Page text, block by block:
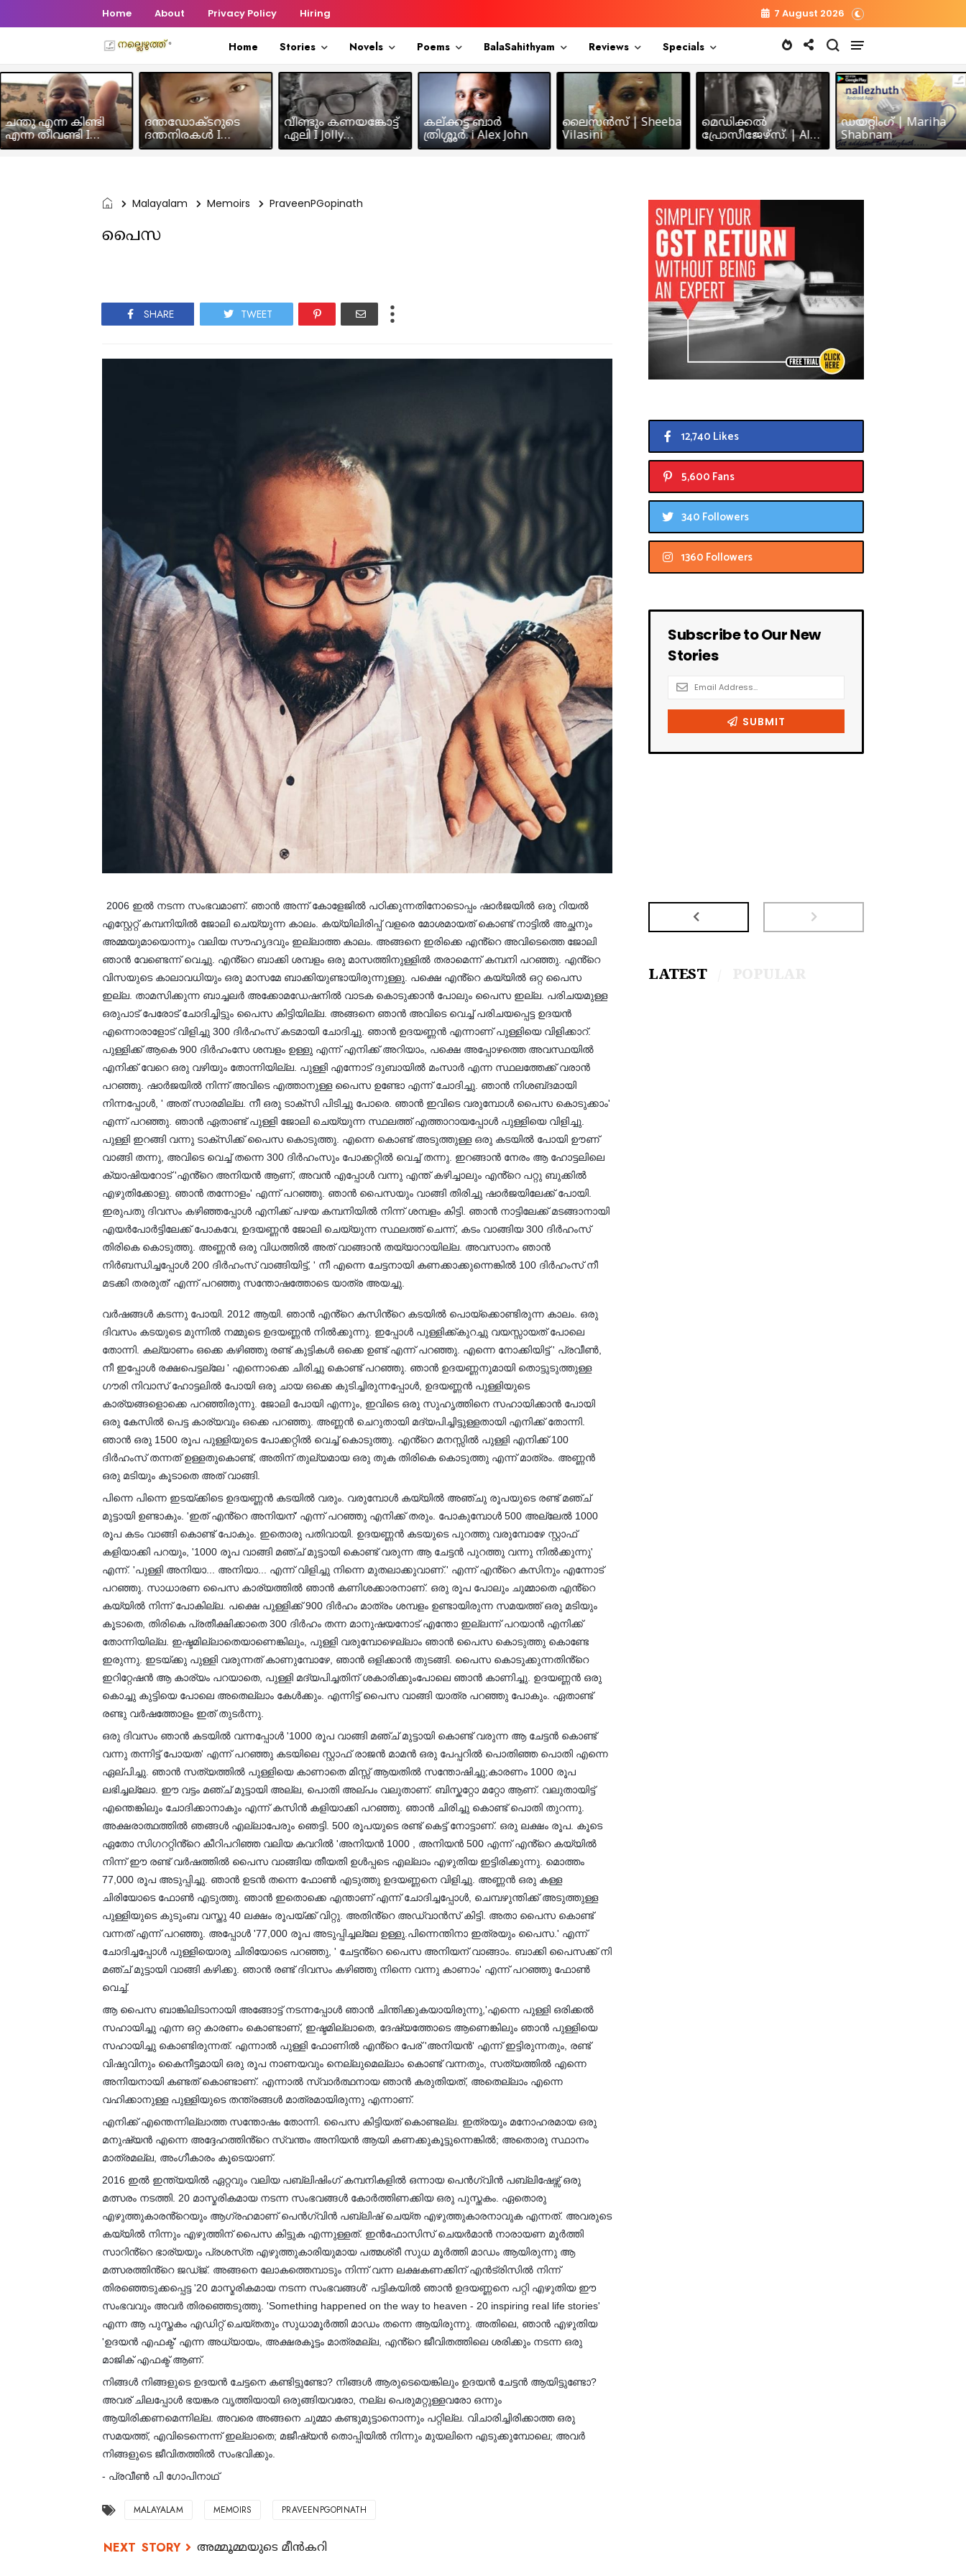
Home About Privacy Policy Hiring 7 August 2026
Home Stories Novels Poems BalaSahithyam Reviews Specials
ചന്തു എന്ന കിണ്ടി
എന്ന തീവണ്ടി I
Humour Story I Rajeev
ദന്തഡോക്ടറുടെ
ദന്തനിരകൾ I
Humour I Hussain MK
വീണ്ടും കണയങ്കോട്ട്
ഏലി I Jolly
Chakramakkil
കല്ക്കട്ട ബാർ
ത്രിശ്ശൂർ. i Alex John
ലൈസൻസ് | Sheeba
Vilasini
മെഡിക്കൽ
പ്രോസീജേഴ്സ്‌. | Alex
John
ഡയറ്റിംഗ് | Mariha
Shabnam
Malayalam Memoirs PraveenPGopinath
പൈസ
SHARE TWEET
2006 ഇൽ നടന്ന സംഭവമാണ്. ഞാൻ അന്ന് കോളേജിൽ പഠിക്കുന്നതിനോടൊപ്പം ഷാർജയിൽ ഒരു റിയൽ
എസ്റ്റേറ്റ് കമ്പനിയിൽ ജോലി ചെയ്യുന്ന കാലം. കയ്യിലിരിപ്പ് വളരെ മോശമായത് കൊണ്ട് നാട്ടിൽ അച്ഛനും
അമ്മയുമായൊന്നും വലിയ സൗഹൃദവും ഇല്ലാത്ത കാലം. അങ്ങനെ ഇരിക്കെ എൻ്റെ അവിടെത്തെ ജോലി
ഞാൻ വേണ്ടെന്ന് വെച്ചു. എൻ്റെ ബാക്കി ശമ്പളം ഒരു മാസത്തിനുള്ളിൽ തരാമെന്ന് കമ്പനി പറഞ്ഞു. എൻ്റെ
വിസയുടെ കാലാവധിയും ഒരു മാസമേ ബാക്കിയുണ്ടായിരുന്നുള്ളു. പക്ഷെ എൻ്റെ കയ്യിൽ ഒറ്റ പൈസ
ഇല്ല. താമസിക്കുന്ന ബാച്ചലർ അക്കോമഡേഷനിൽ വാടക കൊടുക്കാൻ പോലും പൈസ ഇല്ല. പരിചയമുള്ള
ഒരുപാട് പേരോട് ചോദിച്ചിട്ടും പൈസ കിട്ടിയില്ല. അങ്ങനെ ഞാൻ അവിടെ വെച്ച് പരിചയപ്പെട്ട ഉദയൻ
എന്നൊരാളോട് വിളിച്ചു 300 ദിർഹംസ് കടമായി ചോദിച്ചു. ഞാൻ ഉദയണ്ണൻ എന്നാണ് പുള്ളിയെ വിളിക്കാറ്.
പുള്ളിക്ക് ആകെ 900 ദിർഹംസേ ശമ്പളം ഉള്ളു എന്ന് എനിക്ക് അറിയാം, പക്ഷെ അപ്പോഴത്തെ അവസ്ഥയിൽ
എനിക്ക് വേറെ ഒരു വഴിയും തോന്നിയില്ല. പുള്ളി എന്നോട് ദുബായിൽ മംസാർ എന്ന സ്ഥലത്തേക്ക് വരാൻ
പറഞ്ഞു. ഷാർജയിൽ നിന്ന് അവിടെ എത്താനുള്ള പൈസ ഉണ്ടോ എന്ന് ചോദിച്ചു. ഞാൻ നിശബ്‌ദമായി
നിന്നപ്പോൾ, ' അത് സാരമില്ല. നീ ഒരു ടാക്സി പിടിച്ചു പോരെ. ഞാൻ ഇവിടെ വരുമ്പോൾ പൈസ കൊടുക്കാം'
എന്ന് പറഞ്ഞു. ഞാൻ ഏതാണ്ട് പുള്ളി ജോലി ചെയ്യുന്ന സ്ഥലത്ത് എത്താറായപ്പോൾ പുള്ളിയെ വിളിച്ചു.
പുള്ളി ഇറങ്ങി വന്നു ടാക്സിക്ക് പൈസ കൊടുത്തു. എന്നെ കൊണ്ട് അടുത്തുള്ള ഒരു കടയിൽ പോയി ഊണ്
വാങ്ങി തന്നു, അവിടെ വെച്ച് തന്നെ 300 ദിർഹംസും പോക്കറ്റിൽ വെച്ച് തന്നു. ഇറങ്ങാൻ നേരം ആ ഹോട്ടലിലെ
ക്യാഷിയറോട് 'എൻ്റെ അനിയൻ ആണ്, അവൻ എപ്പോൾ വന്നു എന്ത് കഴിച്ചാലും എൻ്റെ പറ്റു ബുക്കിൽ
എഴുതിക്കോളു. ഞാൻ തന്നോളം' എന്ന് പറഞ്ഞു. ഞാൻ പൈസയും വാങ്ങി തിരിച്ചു ഷാർജയിലേക്ക് പോയി.
ഇരുപതു ദിവസം കഴിഞ്ഞപ്പോൾ എനിക്ക് പഴയ കമ്പനിയിൽ നിന്ന് ശമ്പളം കിട്ടി. ഞാൻ നാട്ടിലേക്ക് മടങ്ങാനായി
എയർപോർട്ടിലേക്ക് പോകവേ, ഉദയണ്ണൻ ജോലി ചെയ്യുന്ന സ്ഥലത്ത് ചെന്ന്, കടം വാങ്ങിയ 300 ദിർഹംസ്
തിരികെ കൊടുത്തു. അണ്ണൻ ഒരു വിധത്തിൽ അത് വാങ്ങാൻ തയ്യാറായില്ല. അവസാനം ഞാൻ
നിർബന്ധിച്ചപ്പോൾ 200 ദിർഹംസ് വാങ്ങിയിട്ട്, ' നീ എന്നെ ചേട്ടനായി കണക്കാക്കുന്നെങ്കിൽ 100 ദിർഹംസ് നീ
മടക്കി തരരുത്' എന്ന് പറഞ്ഞു സന്തോഷത്തോടെ യാത്ര അയച്ചു.
വർഷങ്ങൾ കടന്നു പോയി. 2012 ആയി. ഞാൻ എൻ്റെ കസിൻ്റെ കടയിൽ പൊയ്‌ക്കൊണ്ടിരുന്ന കാലം. ഒരു
ദിവസം കടയുടെ മുന്നിൽ നമ്മുടെ ഉദയണ്ണൻ നിൽക്കുന്നു. ഇപ്പോൾ പുള്ളിക്ക്കുറച്ചു വയസ്സായത് പോലെ
തോന്നി. കല്യാണം ഒക്കെ കഴിഞ്ഞു രണ്ട് കുട്ടികൾ ഒക്കെ ഉണ്ട് എന്ന് പറഞ്ഞു. എന്നെ നോക്കിയിട്ട് ' പ്രവീൺ,
നീ ഇപ്പോൾ രക്ഷപെട്ടല്ലേ ' എന്നൊക്കെ ചിരിച്ചു കൊണ്ട് പറഞ്ഞു. ഞാൻ ഉദയണ്ണനുമായി തൊട്ടുടുത്തുള്ള
ഗൗരി നിവാസ് ഹോട്ടലിൽ പോയി ഒരു ചായ ഒക്കെ കുടിച്ചിരുന്നപ്പോൾ, ഉദയണ്ണൻ പുള്ളിയുടെ
കാര്യങ്ങളൊക്കെ പറഞ്ഞിരുന്നു. ജോലി പോയി എന്നും, ഇവിടെ ഒരു സുഹൃത്തിനെ സഹായിക്കാൻ പോയി
ഒരു കേസിൽ പെട്ട കാര്യവും ഒക്കെ പറഞ്ഞു. അണ്ണൻ ചെറുതായി മദ്യപിച്ചിട്ടുള്ളതായി എനിക്ക് തോന്നി.
ഞാൻ ഒരു 1500 രൂപ പുള്ളിയുടെ പോക്കറ്റിൽ വെച്ച് കൊടുത്തു. എൻ്റെ മനസ്സിൽ പുള്ളി എനിക്ക് 100
ദിർഹംസ് തന്നത് ഉള്ളതുകൊണ്ട്, അതിന് തുല്യമായ ഒരു തുക തിരികെ കൊടുത്തു എന്ന് മാത്രം. അണ്ണൻ
ഒരു മടിയും കൂടാതെ അത് വാങ്ങി.
പിന്നെ പിന്നെ ഇടയ്ക്കിടെ ഉദയണ്ണൻ കടയിൽ വരും. വരുമ്പോൾ കയ്യിൽ അഞ്ചു രൂപയുടെ രണ്ട് മഞ്ച്
മുട്ടായി ഉണ്ടാകും. 'ഇത് എൻ്റെ അനിയന്' എന്ന് പറഞ്ഞു എനിക്ക് തരും. പോകുമ്പോൾ 500 അല്ലേൽ 1000
രൂപ കടം വാങ്ങി കൊണ്ട് പോകും. ഇതൊരു പതിവായി. ഉദയണ്ണൻ കടയുടെ പുറത്തു വരുമ്പോഴേ സ്റ്റാഫ്
കളിയാക്കി പറയും, '1000 രൂപ വാങ്ങി മഞ്ച് മുട്ടായി കൊണ്ട് വരുന്ന ആ ചേട്ടൻ പുറത്തു വന്നു നിൽക്കുന്നു'
എന്ന്. 'പുള്ളി അനിയാ... അനിയാ... എന്ന് വിളിച്ചു നിന്നെ മുതലാക്കുവാണ്.' എന്ന് എൻ്റെ കസിനും എന്നോട്
പറഞ്ഞു. സാധാരണ പൈസ കാര്യത്തിൽ ഞാൻ കണിശക്കാരനാണ്. ഒരു രൂപ പോലും ചുമ്മാതെ എൻ്റെ
കയ്യിൽ നിന്ന് പോകില്ല. പക്ഷെ പുള്ളിക്ക് 900 ദിർഹം മാത്രം ശമ്പളം ഉണ്ടായിരുന്ന സമയത്ത് ഒരു മടിയും
കൂടാതെ, തിരികെ പ്രതീക്ഷിക്കാതെ 300 ദിർഹം തന്ന മാനുഷയനോട് എന്തോ ഇല്ലന്ന് പറയാൻ എനിക്ക്
തോന്നിയില്ല. ഇഷ്ടമില്ലാതെയാണെങ്കിലും, പുള്ളി വരുമ്പോഴെല്ലാം ഞാൻ പൈസ കൊടുത്തു കൊണ്ടേ
ഇരുന്നു. ഇടയ്ക്കു പുള്ളി വരുന്നത് കാണുമ്പോഴേ, ഞാൻ ഒളിക്കാൻ തുടങ്ങി. പൈസ കൊടുക്കുന്നതിൻ്റെ
ഇറിറ്റേഷൻ ആ കാര്യം പറയാതെ, പുള്ളി മദ്യപിച്ചതിന് ശകാരിക്കുംപോലെ ഞാൻ കാണിച്ചു. ഉദയണ്ണൻ ഒരു
കൊച്ചു കുട്ടിയെ പോലെ അതെല്ലാം കേൾക്കും. എന്നിട്ട് പൈസ വാങ്ങി യാത്ര പറഞ്ഞു പോകും. ഏതാണ്ട്
രണ്ടു വർഷത്തോളം ഇത് തുടർന്നു.
ഒരു ദിവസം ഞാൻ കടയിൽ വന്നപ്പോൾ '1000 രൂപ വാങ്ങി മഞ്ച് മുട്ടായി കൊണ്ട് വരുന്ന ആ ചേട്ടൻ കൊണ്ട്
വന്നു തന്നിട്ട് പോയത' എന്ന് പറഞ്ഞു കടയിലെ സ്റ്റാഫ് രാജൻ മാമൻ ഒരു പേപ്പറിൽ പൊതിഞ്ഞ പൊതി എന്നെ
ഏല്പിച്ചു. ഞാൻ സത്യത്തിൽ പുള്ളിയെ കാണാതെ മിസ്സ് ആയതിൽ സന്തോഷിച്ചു;കാരണം 1000 രൂപ
ലഭിച്ചല്ലോ. ഈ വട്ടം മഞ്ച് മുട്ടായി അല്ല, പൊതി അല്പം വലുതാണ്. ബിസ്കറ്റോ മറ്റോ ആണ്. വലുതായിട്ട്
എന്തെങ്കിലും ചോദിക്കാനാകും എന്ന് കസിൻ കളിയാക്കി പറഞ്ഞു. ഞാൻ ചിരിച്ചു കൊണ്ട് പൊതി തുറന്നു.
അക്ഷരാത്ഥത്തിൽ ഞങ്ങൾ എല്ലാപേരും ഞെട്ടി. 500 രൂപയുടെ രണ്ട് കെട്ട് നോട്ടാണ്. ഒരു ലക്ഷം രൂപ. കൂടെ
ഏതോ സിഗററ്റിൻ്റെ കീറിപറിഞ്ഞ വലിയ കവറിൽ 'അനിയൻ 1000 , അനിയൻ 500 എന്ന് എൻ്റെ കയ്യിൽ
നിന്ന് ഈ രണ്ട് വർഷത്തിൽ പൈസ വാങ്ങിയ തീയതി ഉൾപ്പടെ എല്ലാം എഴുതിയ ഇട്ടിരിക്കുന്നു. മൊത്തം
77,000 രൂപ അടുപ്പിച്ചു. ഞാൻ ഉടൻ തന്നെ ഫോൺ എടുത്തു ഉദയണ്ണനെ വിളിച്ചു. അണ്ണൻ ഒരു കള്ള
ചിരിയോടെ ഫോൺ എടുത്തു. ഞാൻ ഇതൊക്കെ എന്താണ് എന്ന് ചോദിച്ചപ്പോൾ, ചെമ്പഴുന്തിക്ക് അടുത്തുള്ള
പുള്ളിയുടെ കുടുംബ വസ്തു 40 ലക്ഷം രൂപയ്ക്ക് വിറ്റു. അതിൻ്റെ അഡ്വാൻസ് കിട്ടി. അതാ പൈസ കൊണ്ട്
വന്നത് എന്ന് പറഞ്ഞു. അപ്പോൾ '77,000 രൂപ അടുപ്പിച്ചല്ലേ ഉള്ളു.പിന്നെന്തിനാ ഇത്രയും പൈസ.' എന്ന്
ചോദിച്ചപ്പോൾ പുള്ളിയൊരു ചിരിയോടെ പറഞ്ഞു, ' ചേട്ടൻ്റെ പൈസ അനിയന് വാങ്ങാം. ബാക്കി പൈസക്ക് നി
മഞ്ച് മുട്ടായി വാങ്ങി കഴിക്കു. ഞാൻ രണ്ട് ദിവസം കഴിഞ്ഞു നിന്നെ വന്നു കാണാം' എന്ന് പറഞ്ഞു ഫോൺ
വെച്ച്.
ആ പൈസ ബാങ്കിലിടാനായി അങ്ങോട്ട് നടന്നപ്പോൾ ഞാൻ ചിന്തിക്കുകയായിരുന്നു,'എന്നെ പുള്ളി ഒരിക്കൽ
സഹായിച്ചു എന്ന ഒറ്റ കാരണം കൊണ്ടാണ്, ഇഷ്ടമില്ലാതെ, ദേഷ്യത്തോടെ ആണെങ്കിലും ഞാൻ പുള്ളിയെ
സഹായിച്ചു കൊണ്ടിരുന്നത്. എന്നാൽ പുള്ളി ഫോണിൽ എൻ്റെ പേര് 'അനിയൻ' എന്ന് ഇട്ടിരുന്നതും, രണ്ട്
വിഷുവിനും കൈനീട്ടമായി ഒരു രൂപ നാണയവും നെല്ലുമെല്ലാം കൊണ്ട് വന്നതും, സത്യത്തിൽ എന്നെ
അനിയനായി കണ്ടത് കൊണ്ടാണ്. എന്നാൽ സ്വാർത്ഥനായ ഞാൻ കരുതിയത്, അതെല്ലാം എന്നെ
വഹിക്കാനുള്ള പുള്ളിയുടെ തന്ത്രങ്ങൾ മാത്രമായിരുന്നു എന്നാണ്.
എനിക്ക് എന്തെന്നില്ലാത്ത സന്തോഷം തോന്നി. പൈസ കിട്ടിയത് കൊണ്ടല്ല. ഇത്രയും മനോഹരമായ ഒരു
മനുഷ്യൻ എന്നെ അദ്ദേഹത്തിൻ്റെ സ്വന്തം അനിയൻ ആയി കണക്കുകൂട്ടുന്നെങ്കിൽ; അതൊരു സ്ഥാനം
മാത്രമല്ല, അംഗീകാരം കൂടെയാണ്.
2016 ഇൽ ഇന്ത്യയിൽ ഏറ്റവും വലിയ പബ്ലിഷിംഗ് കമ്പനികളിൽ ഒന്നായ പെൻഗ്വിൻ പബ്ലിഷേഴ്സ് ഒരു
മത്സരം നടത്തി. 20 മാസ്മരികമായ നടന്ന സംഭവങ്ങൾ കോർത്തിണക്കിയ ഒരു പുസ്തകം. ഏതൊരു
എഴുത്തുകാരൻ്റെയും ആഗ്രഹമാണ് പെൻഗ്വിൻ പബ്ലിഷ് ചെയ്ത എഴുത്തുകാരനാവുക എന്നത്. അവരുടെ
കയ്യിൽ നിന്നും എഴുത്തിന് പൈസ കിട്ടുക എന്നുള്ളത്. ഇൻഫോസിസ് ചെയർമാൻ നാരായണ മൂർത്തി
സാറിൻ്റെ ഭാര്യയും പ്രശസ്‌ത എഴുത്തുകാരിയുമായ പത്മശ്രീ സുധ മൂർത്തി മാഡം ആയിരുന്നു ആ
മത്സരത്തിൻ്റെ ജഡ്ജ്. അങ്ങനെ ലോകത്തെമ്പാടും നിന്ന് വന്ന ലക്ഷകണക്കിന് എൻട്രിസിൽ നിന്ന്
തിരഞ്ഞെടുക്കപ്പെട്ട '20 മാസ്മരികമായ നടന്ന സംഭവങ്ങൾ' പട്ടികയിൽ ഞാൻ ഉദയണ്ണനെ പറ്റി എഴുതിയ ഈ
സംഭവവും അവർ തിരഞ്ഞെടുത്തു. 'Something happened on the way to heaven - 20 inspiring real life stories'
എന്ന ആ പുസ്തകം എഡിറ്റ് ചെയ്തതും സുധാമൂർത്തി മാഡം തന്നെ ആയിരുന്നു. അതിലെ, ഞാൻ എഴുതിയ
'ഉദയൻ എഫക്ട്' എന്ന അധ്യായം, അക്ഷരകൂട്ടം മാത്രമല്ല, എൻ്റെ ജീവിതത്തിലെ ശരിക്കും നടന്ന ഒരു
മാജിക് എഫക്ട് ആണ്.
നിങ്ങൾ നിങ്ങളുടെ ഉദയൻ ചേട്ടനെ കണ്ടിട്ടുണ്ടോ? നിങ്ങൾ ആരുടെയെങ്കിലും ഉദയൻ ചേട്ടൻ ആയിട്ടുണ്ടോ?
അവര് ചിലപ്പോൾ ഭയങ്കര വൃത്തിയായി ഒരുങ്ങിയവരോ, നല്ല പെരുമറ്റുള്ളവരോ ഒന്നും
ആയിരിക്കണമെന്നില്ല. അവരെ അങ്ങനെ ചുമ്മാ കണ്ടുമുട്ടാനൊന്നും പറ്റില്ല. വിചാരിച്ചിരിക്കാത്ത ഒരു
സമയത്ത്, എവിടെന്നെന്ന് ഇല്ലാതെ; മജീഷ്യൻ തൊപ്പിയിൽ നിന്നും മുയലിനെ എടുക്കുമ്പോലെ; അവർ
നിങ്ങളുടെ ജീവിതത്തിൽ സംഭവിക്കും.
- പ്രവീൺ പി ഗോപിനാഥ്
MALAYALAM MEMOIRS PRAVEENPGOPINATH
അമ്മൂമ്മയുടെ മീൻകറി
12,740 Likes
5,600 Fans
340 Followers
1360 Followers
LATEST